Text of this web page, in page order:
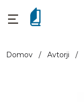
Domov / Avtorji /